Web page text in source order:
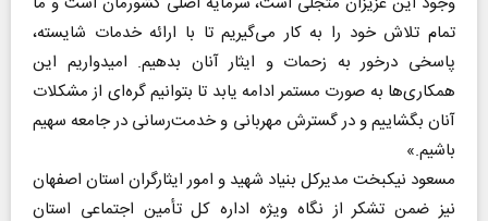
تمام تلاش خود را به کار می‌گیریم تا با ارائه خدمات شایسته،
پاسخی درخور به زحمات و ایثار آنان بدهیم. امیدواریم این
همکاری‌ها به صورت مستمر ادامه یابد تا بتوانیم گره‌ای از مشکلات
آنان بگشاییم و در گسترش مهربانی و خدمت‌رسانی در جامعه سهیم
باشیم.»
مسعود نیکبخت مدیرکل بنیاد شهید و امور ایثارگران استان اصفهان
نیز ضمن تشکر از نگاه ویژه اداره کل تأمین اجتماعی استان